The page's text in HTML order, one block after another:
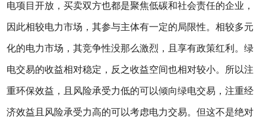
电项目开放，买卖双方也都是聚焦低碳和社会责任的企业，
因此相较电力市场，其参与主体有一定的局限性。相较多元
化的电力市场，其竞争性没那么激烈，且享有政策红利。绿
电交易的收益相对稳定，反之收益空间也相对较小。所以注
重环保效益，且风险承受力低的可以倾向绿电交易，注重经
济效益且风险承受力高的可以考虑电力交易。但这不是绝对